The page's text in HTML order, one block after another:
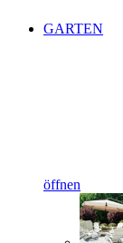
GARTEN
öffnen